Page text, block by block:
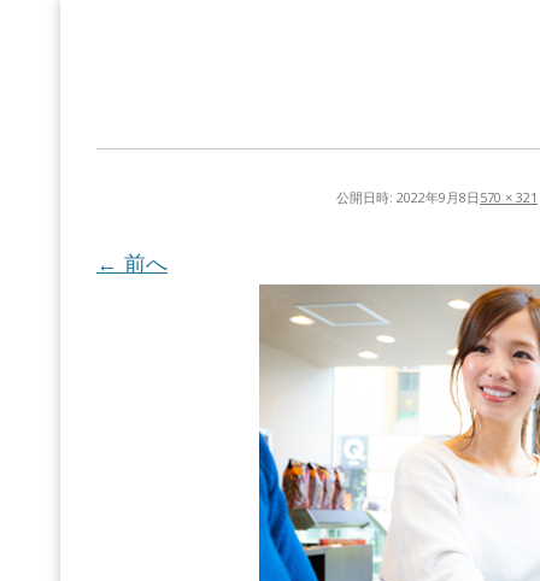
公開日時: 2022年9月8日 570 × 321
← 前へ